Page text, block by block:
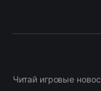
Читай игровые